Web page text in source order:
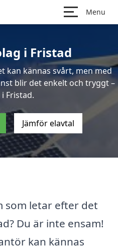
Menu
i Fristad
kan kännas svårt, men med
blir det enkelt och tryggt –
Fristad.
Jämför elavtal
som letar efter det
Du är inte ensam!
kan kännas